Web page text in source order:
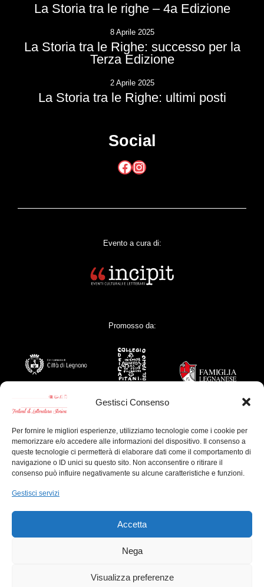
Gestisci Consenso
Per fornire le migliori esperienze, utilizziamo tecnologie come i cookie per
memorizzare e/o accedere alle informazioni del dispositivo. Il consenso a
queste tecnologie ci permetterà di elaborare dati come il comportamento di
navigazione o ID unici su questo sito. Non acconsentire o ritirare il
consenso può influire negativamente su alcune caratteristiche e funzioni.
Gestisci servizi
Accetta
Nega
Visualizza preferenze
La Storia tra le righe – 4a Edizione
8 Aprile 2025
La Storia tra le Righe: successo per la
Terza Edizione
2 Aprile 2025
La Storia tra le Righe: ultimi posti
Social
Facebook Instagram
Evento a cura di:
Promosso da:
Con il contributo di:
Sponsor Tecnici: